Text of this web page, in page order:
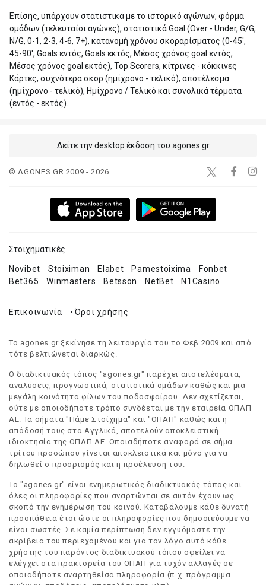
Επίσης, υπάρχουν στατιστικά με το ιστορικό αγώνων, φόρμα
ομάδων (τελευταίοι αγώνες), στατιστικά Goal (Over - Under, G/G,
N/G, 0-1, 2-3, 4-6, 7+), κατανομή χρόνου σκοραρίσματος (0-45',
45-90', Goals εντός, Goals εκτός, Μέσος χρόνος goal εντός,
Μέσος χρόνος goal εκτός), Top Scorers, κίτρινες - κόκκινες
Κάρτες, συχνότερα σκορ (ημίχρονο - τελικό), αποτέλεσμα
(ημίχρονο - τελικό), Ημίχρονο / Τελικό και συνολικά τέρματα
(εντός - εκτός).
Δείτε την desktop έκδοση του agones.gr
© AGONES.GR 2009 - 2026
Στοιχηματικές
Novibet Stoiximan Elabet Pamestoixima
Fonbet
Bet365
Winmasters Betsson NetBet N1Casino
Επικοινωνία •Όροι χρήσης
Το agones.gr ξεκίνησε τη λειτουργία του το Φεβ 2009 και από
τότε βελτιώνεται διαρκώς.
Ο διαδικτυακός τόπος "agones.gr" παρέχει αποτελέσματα,
αναλύσεις, προγνωστικά, στατιστικά ομάδων καθώς και μια
μεγάλη κοινότητα φίλων του ποδοσφαίρου. Δεν σχετίζεται,
ούτε με οποιοδήποτε τρόπο συνδέεται με την εταιρεία ΟΠΑΠ
ΑΕ. Τα σήματα "Πάμε Στοίχημα" και "ΟΠΑΠ" καθώς και η
απόδοσή τους στα Αγγλικά, αποτελούν αποκλειστική
ιδιοκτησία της ΟΠΑΠ ΑΕ. Οποιαδήποτε αναφορά σε σήμα
τρίτου προσώπου γίνεται αποκλειστικά και μόνο για να
δηλωθεί ο προορισμός και η προέλευση του.
Το "agones.gr" είναι ενημερωτικός διαδικτυακός τόπος και
όλες οι πληροφορίες που αναρτώνται σε αυτόν έχουν ως
σκοπό την ενημέρωση του κοινού. Καταβάλουμε κάθε δυνατή
προσπάθεια έτσι ώστε οι πληροφορίες που δημοσιεύουμε να
είναι σωστές. Σε καμία περίπτωση δεν εγγυόμαστε την
ακρίβεια του περιεχομένου και για τον λόγο αυτό κάθε
χρήστης του παρόντος διαδικτυακού τόπου οφείλει να
ελέγχει στα πρακτορεία του ΟΠΑΠ για τυχόν αλλαγές σε
οποιαδήποτε αναρτηθείσα πληροφορία (π.χ. πρόγραμμα